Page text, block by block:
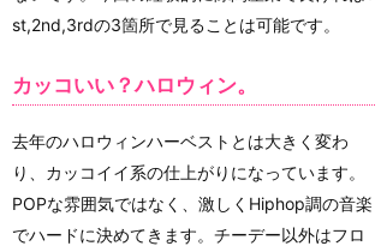
st,2nd,3rdの3箇所で見ることは可能です。
カッコいい？ハロウィン。
去年のハロウィンハーベストとは大きく変わ
り、カッコイイ系の仕上がりになっています。
POPな雰囲気ではなく、激しくHiphop調の音楽
でハードに決めてきます。チーデー以外はフロ